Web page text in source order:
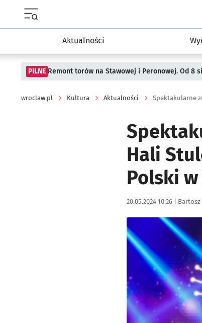
Aktualności
PILNE Remont torów na Stawowej i Peronowej. Od 8
wroclaw.pl Kultura Aktualności Spektakularne
Hali
Polski w
Data publikacji:
20.05.2024 10:26 | Autor:
Bartosz
Kliknij, aby